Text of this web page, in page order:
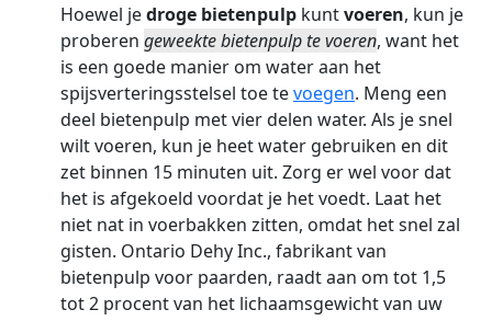
Hoewel jedroge bietenpulp kuntvoeren, kun je
proberen geweekte bietenpulp te voeren, want het
is een goede manier om water aan het
spijsverteringsstelsel toe tevoegen. Meng een
deel bietenpulp met vier delen water. Als je snel
wilt voeren, kun je heet water gebruiken en dit
zet binnen 15 minuten uit. Zorg er wel voor dat
het is afgekoeld voordat je het voedt. Laat het
niet nat in voerbakken zitten, omdat het snel zal
gisten. Ontario Dehy Inc., fabrikant van
bietenpulp voor paarden, raadt aan om tot 1,5
tot 2 procent van het lichaamsgewicht van uw